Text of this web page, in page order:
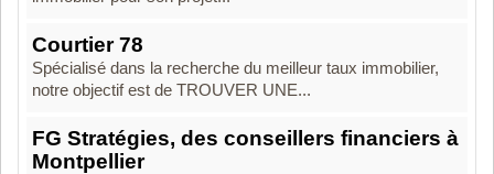
Courtier 78
Spécialisé dans la recherche du meilleur taux immobilier,
notre objectif est de TROUVER UNE...
FG Stratégies, des conseillers financiers à
Montpellier